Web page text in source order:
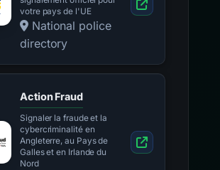
votre pays de l'UE
National police
directory
Action Fraud
Signaler la fraude et la
cybercriminalité en
Angleterre, au Pays de
Galles et en Irlande du
Nord